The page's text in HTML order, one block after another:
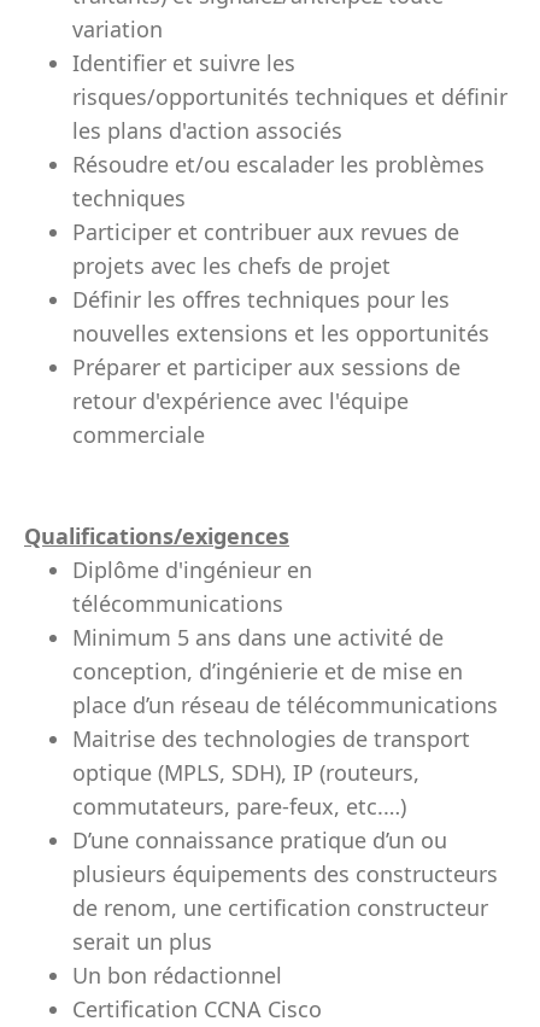
variation
Identifier et suivre les
risques/opportunités techniques et définir
les plans d'action associés
Résoudre et/ou escalader les problèmes
techniques
Participer et contribuer aux revues de
projets avec les chefs de projet
Définir les offres techniques pour les
nouvelles extensions et les opportunités
Préparer et participer aux sessions de
retour d'expérience avec l'équipe
commerciale
Qualifications/exigences
Diplôme d'ingénieur en
télécommunications
Minimum 5 ans dans une activité de
conception, d’ingénierie et de mise en
place d’un réseau de télécommunications
Maitrise des technologies de transport
optique (MPLS, SDH), IP (routeurs,
commutateurs, pare-feux, etc.…)
D’une connaissance pratique d’un ou
plusieurs équipements des constructeurs
de renom, une certification constructeur
serait un plus
Un bon rédactionnel
Certification CCNA Cisco